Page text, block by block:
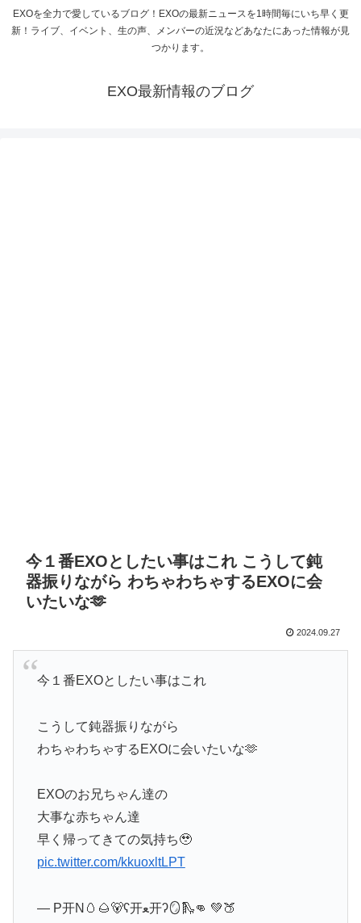
EXOを全力で愛しているブログ！EXOの最新ニュースを1時間毎にいち早く更
新！ライブ、イベント、生の声、メンバーの近況などあなたにあった情報が見
つかります。
EXO最新情報のブログ
今１番EXOとしたい事はこれ こうして鈍
器振りながら わちゃわちゃするEXOに会
いたいな🫶
2024.09.27
今１番EXOとしたい事はこれ
こうして鈍器振りながら
わちゃわちゃするEXOに会いたいな🫶
EXOのお兄ちゃん達の
大事な赤ちゃん達
早く帰ってきての気持ち🥹
pic.twitter.com/kkuoxltLPT
— P开N🥚🌰🐻ʕ开ﻌ开ʔ🪞🛝👊 💚🍑